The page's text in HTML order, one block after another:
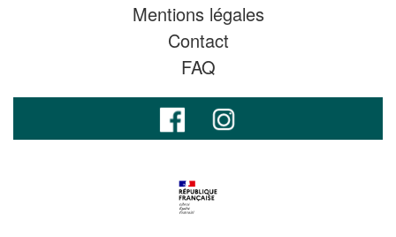
Mentions légales
Contact
FAQ